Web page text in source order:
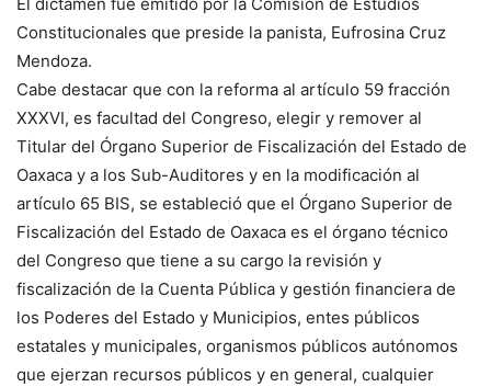
Constitucionales que preside la panista, Eufrosina Cruz
Mendoza.
Cabe destacar que con la reforma al artículo 59 fracción
XXXVI, es facultad del Congreso, elegir y remover al
Titular del Órgano Superior de Fiscalización del Estado de
Oaxaca y a los Sub-Auditores y en la modificación al
artículo 65 BIS, se estableció que el Órgano Superior de
Fiscalización del Estado de Oaxaca es el órgano técnico
del Congreso que tiene a su cargo la revisión y
fiscalización de la Cuenta Pública y gestión financiera de
los Poderes del Estado y Municipios, entes públicos
estatales y municipales, organismos públicos autónomos
que ejerzan recursos públicos y en general, cualquier